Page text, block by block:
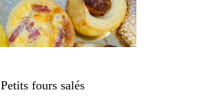
Petits fours salés